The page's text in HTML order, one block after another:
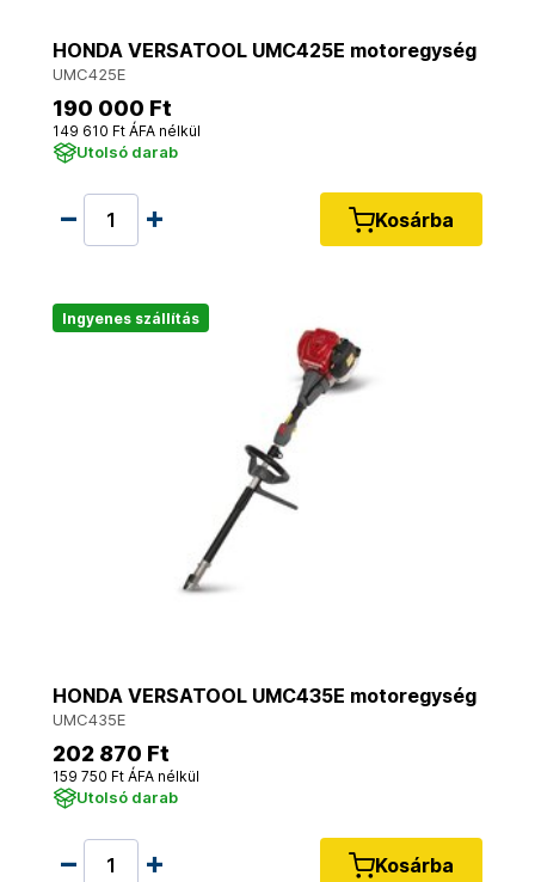
HONDA VERSATOOL UMC425E motoregység
UMC425E
190 000 Ft
149 610 Ft ÁFA nélkül
Utolsó darab
Kosárba
Ingyenes szállítás
HONDA VERSATOOL UMC435E motoregység
UMC435E
202 870 Ft
159 750 Ft ÁFA nélkül
Utolsó darab
Kosárba